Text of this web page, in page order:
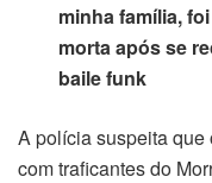
panel
panel
Panel
minha família,
morta após se
baile funk
A polícia suspeita
com traficantes do